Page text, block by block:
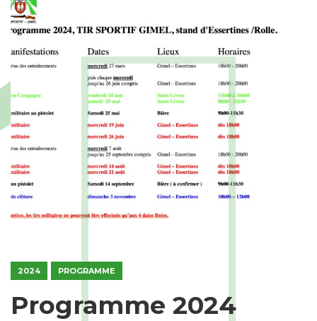
2024 PROGRAMME
Programme 2024